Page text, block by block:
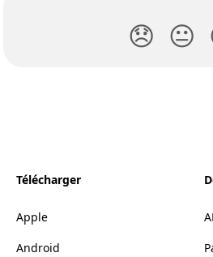
😞 😐
Télécharger
Apple
Android